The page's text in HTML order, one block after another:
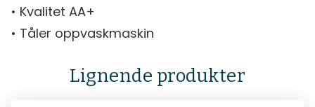
• Kvalitet AA+
• Tåler oppvaskmaskin
Lignende produkter